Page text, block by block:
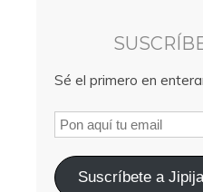
Sé el primero en
Suscríbete a